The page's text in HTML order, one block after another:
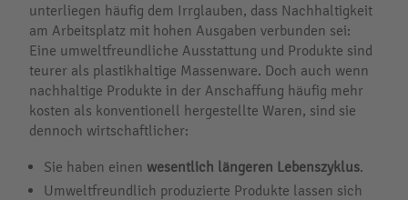
unterliegen häufig dem Irrglauben, dass Nachhaltigkeit
am Arbeitsplatz mit hohen Ausgaben verbunden sei:
Eine umweltfreundliche Ausstattung und Produkte sind
teurer als plastikhaltige Massenware. Doch auch wenn
nachhaltige Produkte in der Anschaffung häufig mehr
kosten als konventionell hergestellte Waren, sind sie
dennoch wirtschaftlicher:
Sie haben einen wesentlich längeren Lebenszyklus.
Umweltfreundlich produzierte Produkte lassen sich